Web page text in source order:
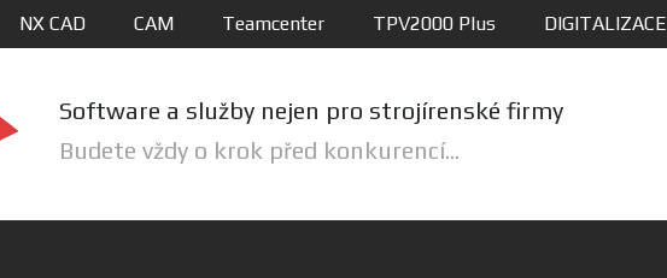
NX CAD CAM Teamcenter TPV2000 Plus DIGITALIZACE
Software a služby nejen pro strojírenské firmy
Budete vždy o krok před konkurencí...